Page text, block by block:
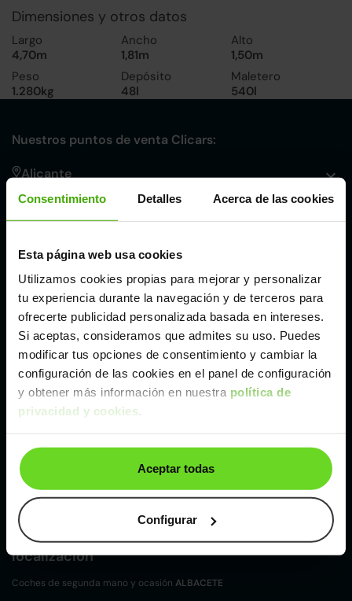
Consentimiento Detalles Acerca de las cookies
Esta página web usa cookies
Utilizamos cookies propias para mejorar y personalizar
tu experiencia durante la navegación y de terceros para
ofrecerte publicidad personalizada basada en intereses.
Si aceptas, consideramos que admites su uso. Puedes
modificar tus opciones de consentimiento y cambiar la
configuración de las cookies en el panel de configuración
y obtener más información en nuestra política de
privacidad y cookies.
Aceptar todas
Configurar
Dimensiones y otros datos
Largo
4,70m
Ancho
1,81m
Alto
1,50m
Peso
1.280kg
Depósito
48l
Maletero
540l
Nuestros puntos de venta Clicars:
Alicante
Córdoba
Málaga
Valencia
Zaragoza
Ver Opel Astra de segunda mano y ocasión
Opel Astra de segunda mano y ocasión
Coches desegunda mano y ocasión por
localización
Coches de segunda mano y ocasión ALBACETE